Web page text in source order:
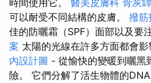
時間使用它。 醫美皮膚科 骨灰罈
可以耐受不同結構的皮膚。 撥筋
佳的防曬霜（SPF）面部以及要
案 太陽的光線在許多方面都會影
內設計圖 - 從愉快的變暖到曬黑
險。 它們分解了活生物體的